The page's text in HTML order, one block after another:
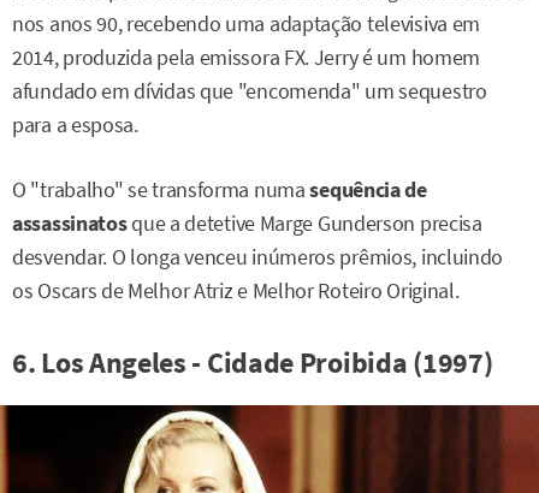
nos anos 90, recebendo uma adaptação televisiva em
2014, produzida pela emissora FX. Jerry é um homem
afundado em dívidas que "encomenda" um sequestro
para a esposa.
O "trabalho" se transforma numasequência de
assassinatosque a detetive Marge Gunderson precisa
desvendar. O longa venceu inúmeros prêmios, incluindo
os Oscars de Melhor Atriz e Melhor Roteiro Original.
6. Los Angeles - Cidade Proibida (1997)